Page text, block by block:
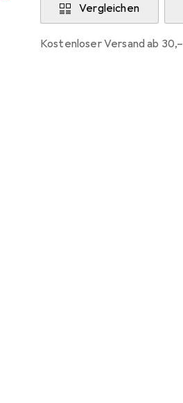
Vergleichen
Kostenloser Versand ab 30,–